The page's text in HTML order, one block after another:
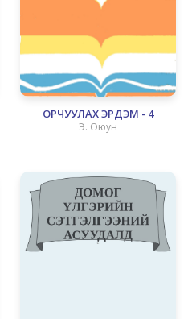
ОРЧУУЛАХ ЭРДЭМ - 4
Э. Оюун